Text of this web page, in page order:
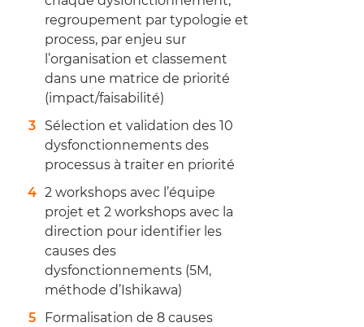
regroupement par typologie et
process, par enjeu sur
l’organisation et classement
dans une matrice de priorité
(impact/faisabilité)
Sélection et validation des 10
dysfonctionnements des
processus à traiter en priorité
2 workshops avec l’équipe
projet et 2 workshops avec la
direction pour identifier les
causes des
dysfonctionnements (5M,
méthode d’Ishikawa)
Formalisation de 8 causes